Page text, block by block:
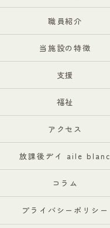
職員紹介
当施設の特徴
支援
福祉
アクセス
放課後デイ aile blanc
コラム
プライバシーポリシー